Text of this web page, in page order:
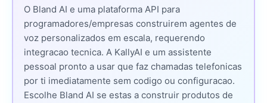
O Bland AI e uma plataforma API para
programadores/empresas construirem agentes de
voz personalizados em escala, requerendo
integracao tecnica. A KallyAI e um assistente
pessoal pronto a usar que faz chamadas telefonicas
por ti imediatamente sem codigo ou configuracao.
Escolhe Bland AI se estas a construir produtos de